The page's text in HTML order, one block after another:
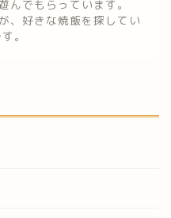
んでもらっています。
、好きな焼飯を探してい
。